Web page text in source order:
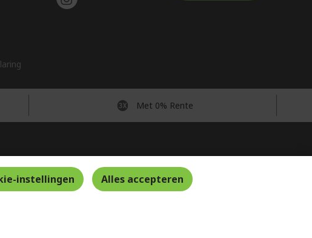
Met 0% Rente
instellingen Alles accepteren